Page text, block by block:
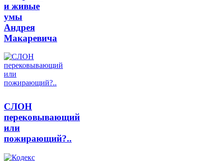
и живые
умы
Андрея
Макаревича
СЛОН
перековывающий
или
пожирающий?..